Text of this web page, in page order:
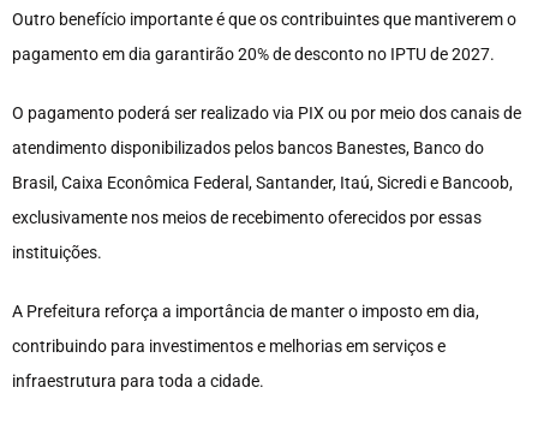
Outro benefício importante é que os contribuintes que mantiverem o
pagamento em dia garantirão 20% de desconto no IPTU de 2027.
O pagamento poderá ser realizado via PIX ou por meio dos canais de
atendimento disponibilizados pelos bancos Banestes, Banco do
Brasil, Caixa Econômica Federal, Santander, Itaú, Sicredi e Bancoob,
exclusivamente nos meios de recebimento oferecidos por essas
instituições.
A Prefeitura reforça a importância de manter o imposto em dia,
contribuindo para investimentos e melhorias em serviços e
infraestrutura para toda a cidade.